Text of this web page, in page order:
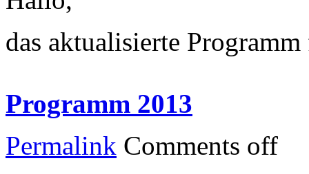
das aktualisierte
Programm 2013
Permalink Comments off